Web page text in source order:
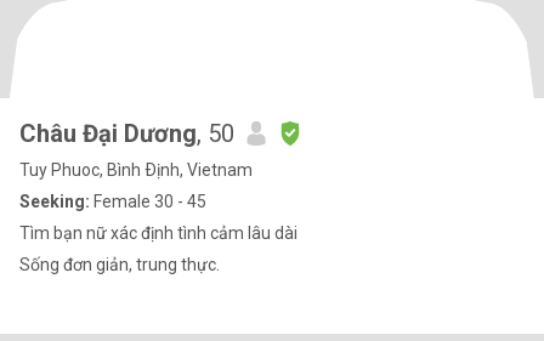
Châu Đại Dương, 50
Tuy Phuoc, Bình Ðịnh, Vietnam
Seeking: Female 30 - 45
Tìm bạn nữ xác định tình cảm lâu dài
Sống đơn giản, trung thực.